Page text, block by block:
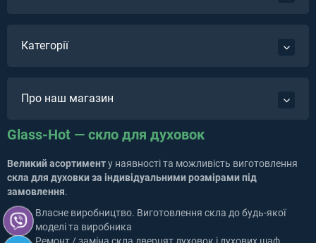
Категорії
Про наш магазин
Glass-Hot — скло для духовок
Великий асортименту наявності та можливість виготовлення
скла для духовки за індивідуальними розмірами під
замовлення.
Власне виробництво. Виготовлення скла до будь-якої
моделі та виробника